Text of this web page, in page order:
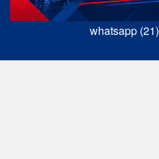
whatsapp